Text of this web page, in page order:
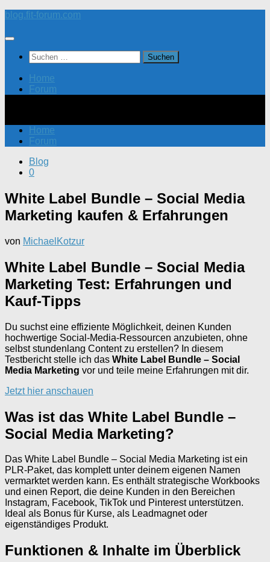
Zum
springen
blog.fit-forum.com
Suchen
nach:
Home
Forum
Home
Forum
Blog
0
White Label Bundle – Social Media
Marketing kaufen & Erfahrungen
von MichaelKotzur
White Label Bundle – Social Media
Marketing Test: Erfahrungen und
Kauf-Tipps
Du suchst eine effiziente Möglichkeit, deinen Kunden
hochwertige Social-Media-Ressourcen anzubieten, ohne
selbst stundenlang Content zu erstellen? In diesem
Testbericht stelle ich das White Label Bundle – Social
Media Marketing vor und teile meine Erfahrungen mit dir.
Jetzt hier anschauen
Was ist das White Label Bundle –
Social Media Marketing?
Das White Label Bundle – Social Media Marketing ist ein
PLR-Paket, das komplett unter deinem eigenen Namen
vermarktet werden kann. Es enthält strategische Workbooks
und einen Report, die deine Kunden in den Bereichen
Instagram, Facebook, TikTok und Pinterest unterstützen.
Ideal als Bonus für Kurse, als Leadmagnet oder
eigenständiges Produkt.
Funktionen & Inhalte im Überblick